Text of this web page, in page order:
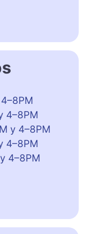
4–8PM
y 4–8PM
4–8PM
4–8PM